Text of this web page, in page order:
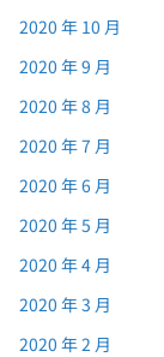
2020 年 10 月
2020 年 9 月
2020 年 8 月
2020 年 7 月
2020 年 6 月
2020 年 5 月
2020 年 4 月
2020 年 3 月
2020 年 2 月